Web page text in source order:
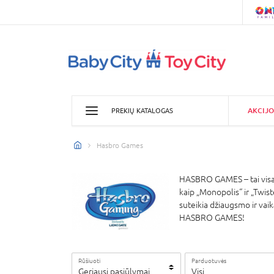
PREKIŲ KATALOGAS
Hasbro Games
HASBRO GAMES – tai
kaip „Monopolis“ ir
suteikia džiaugsmo ir
HASBRO GAMES!
Rūšiuoti
Geriausi pasiūlymai
Parduotuvės
Visi